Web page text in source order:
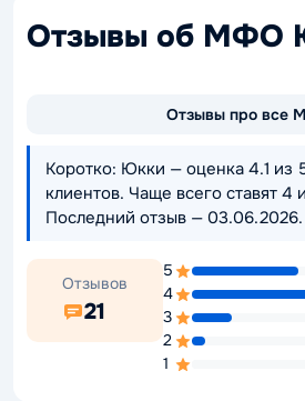
Отзывы об МФО
Отзывы про все
Коротко: Юкки — оценка 4.1 из
клиентов. Чаще всего ставят 4
Последний отзыв — 03.06.2026.
Отзывов
21
5
4
3
2
1